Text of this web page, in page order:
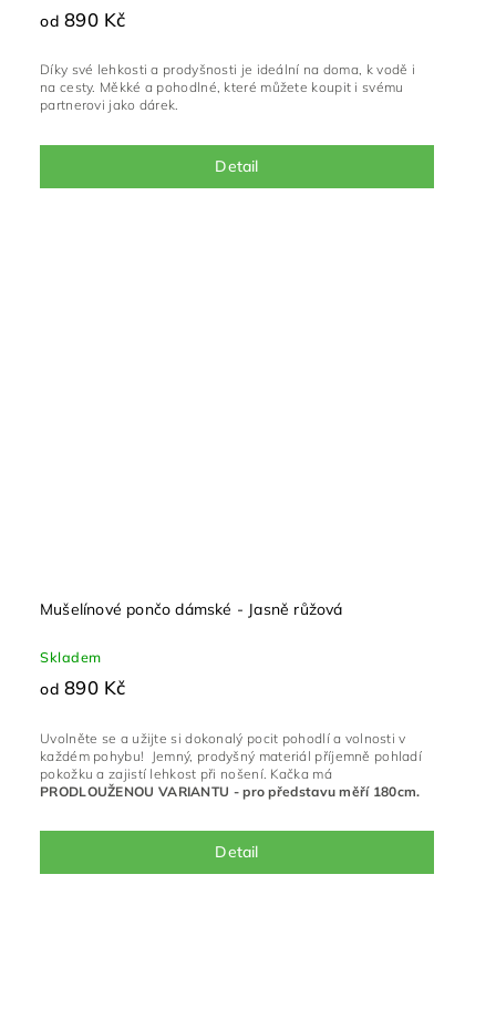
od 890 Kč
Detail
Díky své lehkosti a prodyšnosti je ideální na doma, k vodě i
na cesty. Měkké a pohodlné, které můžete koupit i svému
partnerovi jako dárek.
Mušelínové pončo dámské - Jasně růžová
Skladem
od 890 Kč
Detail
Uvolněte se a užijte si dokonalý pocit pohodlí a volnosti v
každém pohybu! Jemný, prodyšný materiál příjemně pohladí
pokožku a zajistí lehkost při nošení. Kačka má
PRODLOUŽENOU VARIANTU - pro představu měří 180cm.